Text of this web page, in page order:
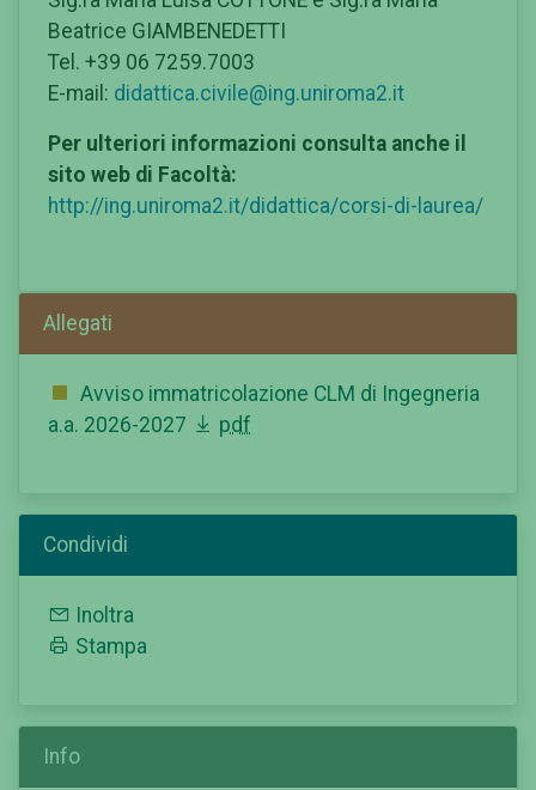
Beatrice GIAMBENEDETTI
Tel. +39 06 7259.7003
E-mail: didattica.civile@ing.uniroma2.it
Per ulteriori informazioni consulta anche il
sito web di Facoltà:
http://ing.uniroma2.it/didattica/corsi-di-laurea/
Allegati
Avviso immatricolazione CLM di Ingegneria
a.a. 2026-2027
pdf
Condividi
Inoltra
Stampa
Info